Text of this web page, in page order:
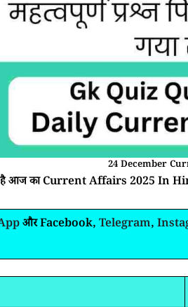
24 December
है आज का Current Affairs 2025 In
और Facebook, Telegram,